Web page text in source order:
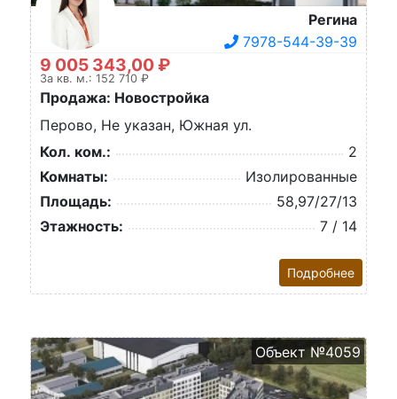
Регина
7978-544-39-39
9 005 343,00 ₽
За кв. м.: 152 710 ₽
Продажа: Новостройка
Перово, Не указан, Южная ул.
Кол. ком.:
2
Комнаты:
Изолированные
Площадь:
58,97/27/13
Этажность:
7 / 14
Подробнее
Объект №4059